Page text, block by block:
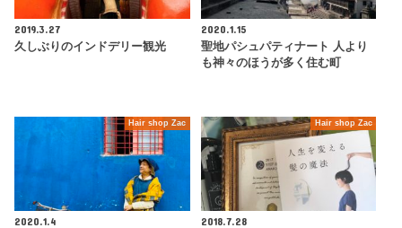
2019.3.27
久しぶりのインドデリー観光
2020.1.15
聖地パシュパティナート 人より
も神々のほうが多く住む町
Hair shop Zac
2020.1.4
Hair shop Zac
2018.7.28